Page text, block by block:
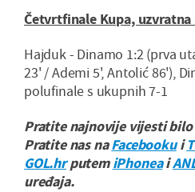
Četvrtfinale Kupa,
Hajduk - Dinamo 1:2 (prva
23' / Ademi 5', Antolić 86'),
polufinale s ukupnih 7-1
Pratite najnovije vijesti
Pratite nas naFacebookui
GOL.hrputemiPhoneai
uređaja.